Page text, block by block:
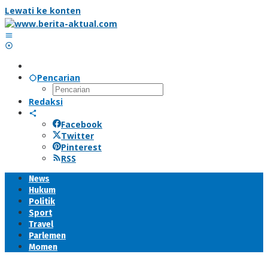
Lewati ke konten
Pencarian
Redaksi
Facebook
Twitter
Pinterest
RSS
News
Hukum
Politik
Sport
Travel
Parlemen
Momen